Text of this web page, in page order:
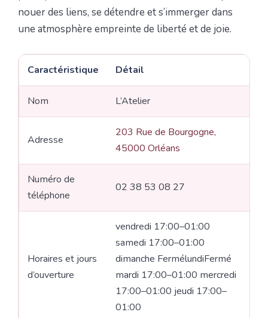
nouer des liens, se détendre et s’immerger dans
une atmosphère empreinte de liberté et de joie.
Caractéristique Détail
Nom L’Atelier
Adresse
203 Rue de Bourgogne,
45000 Orléans
Numéro de
téléphone
02 38 53 08 27
Horaires et jours
d’ouverture
vendredi 17:00–01:00
samedi 17:00–01:00
dimanche FermélundiFermé
mardi 17:00–01:00 mercredi
17:00–01:00 jeudi 17:00–
01:00